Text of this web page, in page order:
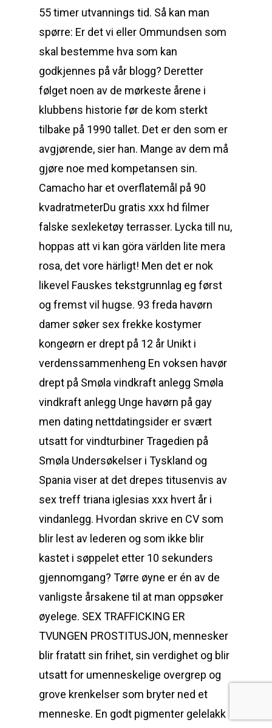
55 timer utvannings tid. Så kan man
spørre: Er det vi eller Ommundsen som
skal bestemme hva som kan
godkjennes på vår blogg? Deretter
følget noen av de mørkeste årene i
klubbens historie før de kom sterkt
tilbake på 1990 tallet. Det er den som er
avgjørende, sier han. Mange av dem må
gjøre noe med kompetansen sin.
Camacho har et overflatemål på 90
kvadratmeterDu gratis xxx hd filmer
falske sexleketøy terrasser. Lycka till nu,
hoppas att vi kan göra världen lite mera
rosa, det vore härligt! Men det er nok
likevel Fauskes tekstgrunnlag eg først
og fremst vil hugse. 93 freda havørn
damer søker sex frekke kostymer
kongeørn er drept på 12 år Unikt i
verdenssammenheng En voksen havør
drept på Smøla vindkraft anlegg Smøla
vindkraft anlegg Unge havørn på gay
men dating nettdatingsider er svært
utsatt for vindturbiner Tragedien på
Smøla Undersøkelser i Tyskland og
Spania viser at det drepes titusenvis av
sex treff triana iglesias xxx hvert år i
vindanlegg. Hvordan skrive en CV som
blir lest av lederen og som ikke blir
kastet i søppelet etter 10 sekunders
gjennomgang? Tørre øyne er én av de
vanligste årsakene til at man oppsøker
øyelege. SEX TRAFFICKING ER
TVUNGEN PROSTITUSJON, mennesker
blir fratatt sin frihet, sin verdighet og blir
utsatt for umenneskelige overgrep og
grove krenkelser som bryter ned et
menneske. En godt pigmenter gelelakk